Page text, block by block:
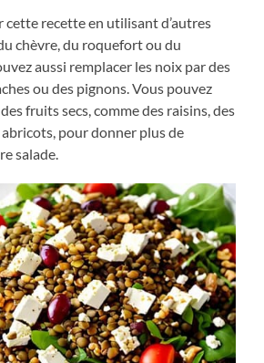
cette recette en utilisant d’autres
chèvre, du roquefort ou du
aussi remplacer les noix par des
ou des pignons. Vous pouvez
fruits secs, comme des raisins, des
pour donner plus de
salade.